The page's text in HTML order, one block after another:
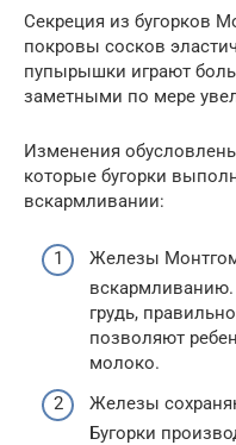
Секреция из бугорков
покровы сосков
пупырышки играют
заметными по мере
Изменения
которые бугорки
вскармливании:
Железы
грудь,
позволяют
молоко.
Железы
Бугорки